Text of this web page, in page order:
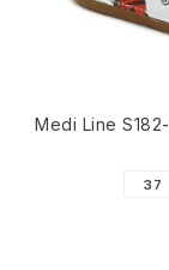
Medi Line
37